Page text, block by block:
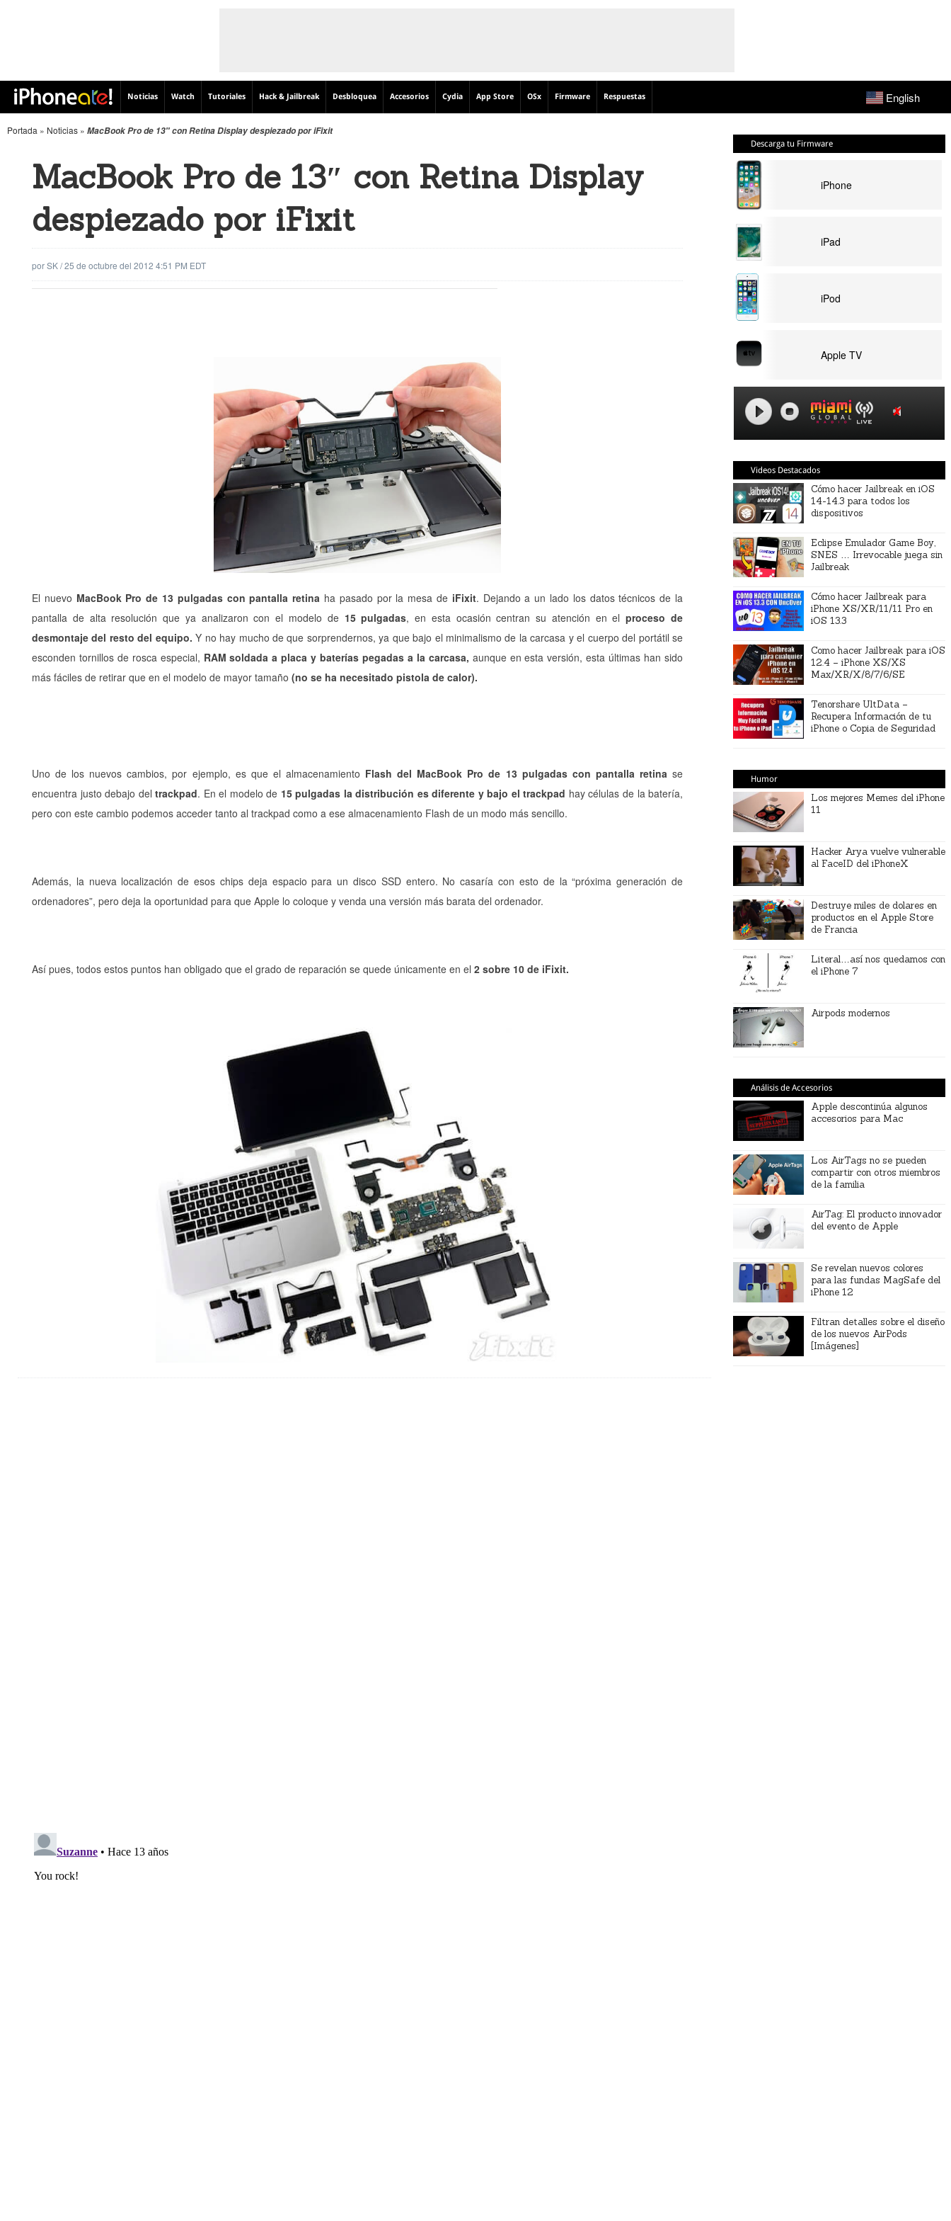
Noticias Watch Tutoriales Hack & Jailbreak Desbloquea Accesorios Cydia App Store OSx Firmware Respuestas English
Portada » Noticias » MacBook Pro de 13″ con Retina Display despiezado por iFixit
MacBook Pro de 13″ con Retina Display
despiezado por iFixit
porSK/25 de octubre del 2012 4:51 PM EDT
El nuevo MacBook Pro de 13 pulgadas con pantalla retina ha pasado por la mesa de iFixit. Dejando a un lado los datos técnicos de la
pantalla de alta resolución que ya analizaron con el modelo de 15 pulgadas, en esta ocasión centran su atención en elproceso de
desmontaje del resto del equipo. Y no hay mucho de que sorprendernos, ya que bajo el minimalismo de la carcasa y el cuerpo del portátil se
esconden tornillos de rosca especial, RAM soldada a placa y baterías pegadas a la carcasa, aunque en esta versión, esta últimas han sido
más fáciles de retirar que en el modelo de mayor tamaño (no se ha necesitado pistola de calor).
Uno de los nuevos cambios, por ejemplo, es que el almacenamiento Flash del MacBook Pro de 13 pulgadas con pantalla retina se
encuentra justo debajo del trackpad. En el modelo de 15 pulgadas la distribución es diferente y bajo el trackpad hay células de la batería,
pero con este cambio podemos acceder tanto al trackpad como a ese almacenamiento Flash de un modo más sencillo.
Además, la nueva localización de esos chips deja espacio para un disco SSD entero. No casaría con esto de la “próxima generación de
ordenadores”, pero deja la oportunidad para que Apple lo coloque y venda una versión más barata del ordenador.
Así pues, todos estos puntos han obligado que el grado de reparación se quede únicamente en el 2 sobre 10 de iFixit.
Descarga tu Firmware
iPhone
iPad
iPod
Apple TV
Videos Destacados
Cómo hacer Jailbreak en iOS
14-14.3 para todos los
dispositivos
Eclipse Emulador Game Boy,
SNES … Irrevocable juega sin
Jailbreak
Cómo hacer Jailbreak para
iPhone XS/XR/11/11 Pro en
iOS 13.3
Como hacer Jailbreak para iOS
12.4 – iPhone XS/XS
Max/XR/X/8/7/6/SE
Tenorshare UltData –
Recupera Información de tu
iPhone o Copia de Seguridad
Humor
Los mejores Memes del iPhone
11
Hacker Arya vuelve vulnerable
al FaceID del iPhoneX
Destruye miles de dolares en
productos en el Apple Store
de Francia
Literal…así nos quedamos con
el iPhone 7
Airpods modernos
Análisis de Accesorios
Apple descontinúa algunos
accesorios para Mac
Los AirTags no se pueden
compartir con otros miembros
de la familia
AirTag: El producto innovador
del evento de Apple
Se revelan nuevos colores
para las fundas MagSafe del
iPhone 12
Filtran detalles sobre el diseño
de los nuevos AirPods
[Imágenes]